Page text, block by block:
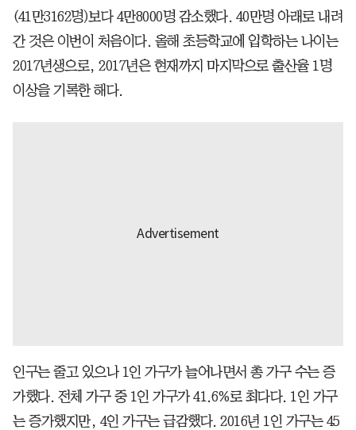
(41만3162명)보다 4만8000명 감소했다. 40만명 아래로 내려
간 것은 이번이 처음이다. 올해 초등학교에 입학하는 나이는
2017년생으로, 2017년은 현재까지 마지막으로 출산율 1명
이상을 기록한 해다.
인구는 줄고 있으나 1인 가구가 늘어나면서 총 가구 수는 증
가했다. 전체 가구 중 1인 가구가 41.6%로 최다다. 1인 가구
는 증가했지만, 4인 가구는 급감했다. 2016년 1인 가구는 45